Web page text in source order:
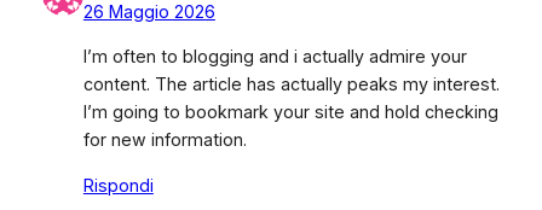
26 Maggio 2026
I’m often to blogging and i actually admire your
content. The article has actually peaks my interest.
I’m going to bookmark your site and hold checking
for new information.
Rispondi